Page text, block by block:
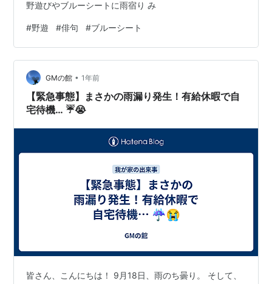
野遊びやブルーシートに雨宿り み
#野遊 #俳句 #ブルーシート
GMの館 • 1年前
【緊急事態】まさかの雨漏り発生！有給休暇で自
宅待機… ☔😭
皆さん、こんにちは！ 9月18日、雨のち曇り。 そして、